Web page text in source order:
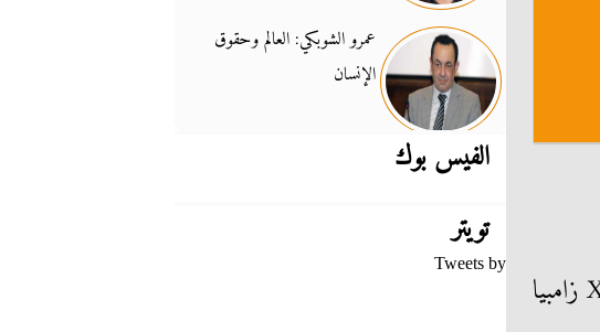
اليابان X كوستاريكا - 8 صباحاً - beIN sports 1HD Premium إسبانيا X زامبيا
عمرو الشوبكي: العالم وحقوق
الإنسان
الفيس بوك
تويتر
Tweets by